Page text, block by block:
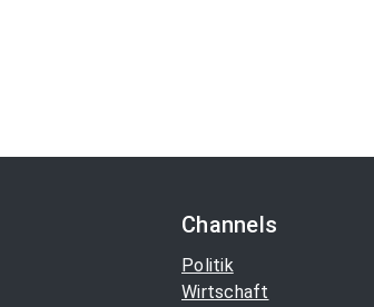
Channels
Politik
Wirtschaft